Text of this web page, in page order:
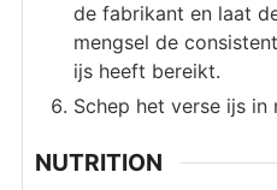
de fabrikant en laat
mengsel de
ijs heeft bereikt.
Schep het verse ijs in
NUTRITION